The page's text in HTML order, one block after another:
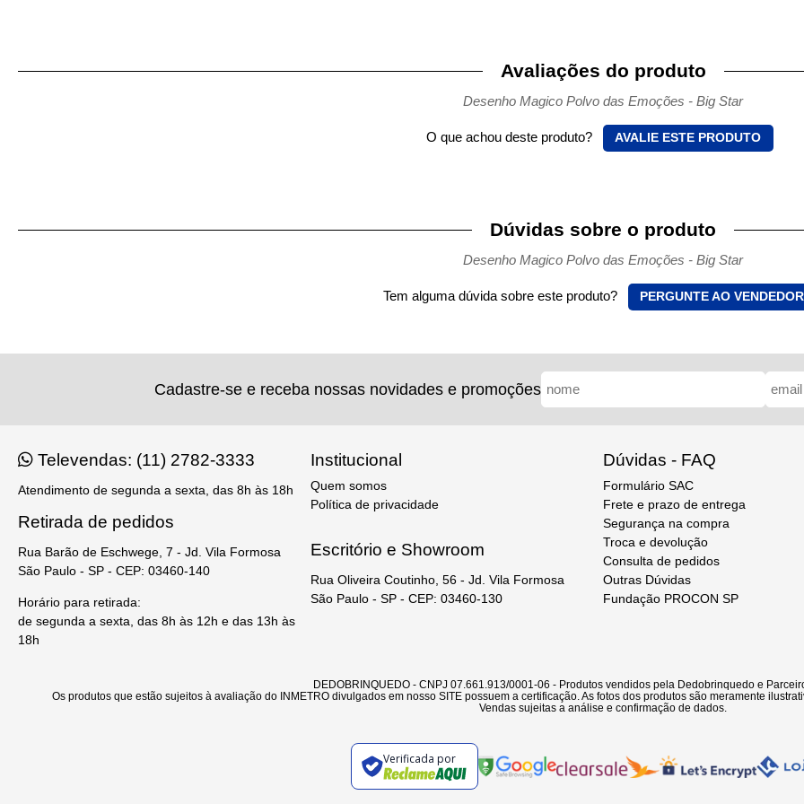
Avaliações do produto
Desenho Magico Polvo das Emoções - Big Star
O que achou deste produto? AVALIE ESTE PRODUTO
Dúvidas sobre o produto
Desenho Magico Polvo das Emoções - Big Star
Tem alguma dúvida sobre este produto? PERGUNTE AO VENDEDOR
Cadastre-se e receba nossas novidades e promoções
Televendas: (11) 2782-3333
Atendimento de segunda a sexta, das 8h às 18h
Retirada de pedidos
Rua Barão de Eschwege, 7 - Jd. Vila Formosa
São Paulo - SP - CEP: 03460-140
Horário para retirada:
de segunda a sexta, das 8h às 12h e das 13h às
18h
Institucional
Quem somos
Política de privacidade
Escritório e Showroom
Rua Oliveira Coutinho, 56 - Jd. Vila Formosa
São Paulo - SP - CEP: 03460-130
Dúvidas - FAQ
Formulário SAC
Frete e prazo de entrega
Segurança na compra
Troca e devolução
Consulta de pedidos
Outras Dúvidas
Fundação PROCON SP
DEDOBRINQUEDO - CNPJ 07.661.913/0001-06 - Produtos vendidos pela Dedobrinquedo e
Os produtos que estão sujeitos à avaliação do INMETRO divulgados em nosso SITE possuem a certificação. As fotos dos produtos são meramente
Vendas sujeitas a análise e confirmação de dados.
Verificada por